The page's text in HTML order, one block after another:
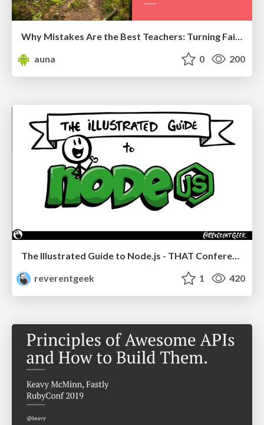
auna
0 200
The Illustrated Guide to Node.js - THAT Conference 2024
reverentgeek
1 420